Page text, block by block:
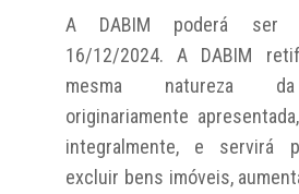
A DABIM poderá ser
16/12/2024. A DABIM
mesma natureza da
originariamente
integralmente, e servirá
excluir bens imóveis,